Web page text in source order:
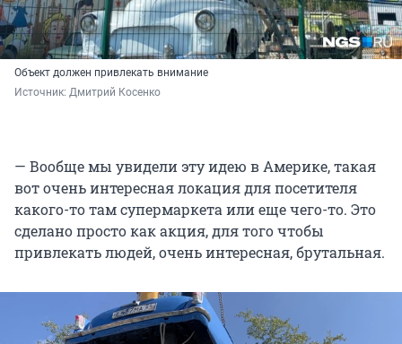
Объект должен привлекать внимание
Источник: Дмитрий Косенко
— Вообще мы увидели эту идею в Америке, такая
вот очень интересная локация для посетителя
какого-то там супермаркета или еще чего-то. Это
сделано просто как акция, для того чтобы
привлекать людей, очень интересная, брутальная.